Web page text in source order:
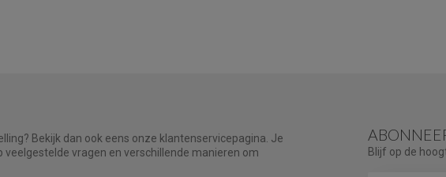
Bekijk dan ook eens onze klantenservicepagina. Je
vragen en verschillende manieren om
Blijf op de